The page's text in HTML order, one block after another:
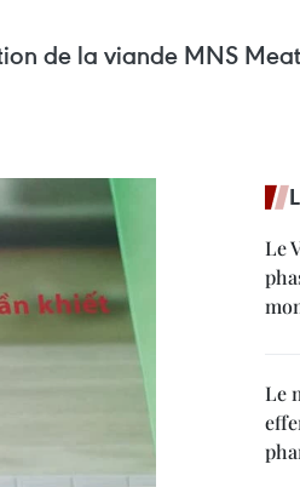
de la viande MNS
Le
Le